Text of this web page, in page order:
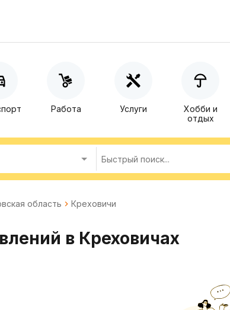
Работа Услуги
Хобби и
отдых
область Креховичи
в Креховичах